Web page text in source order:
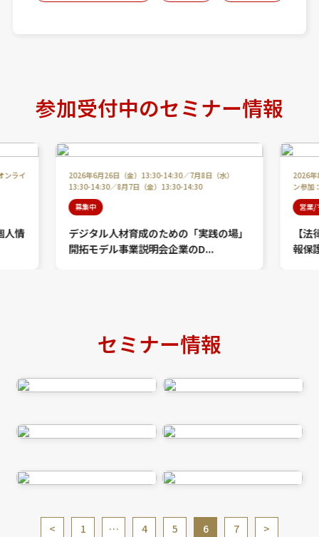
参加受付中のセミナー情報
ンライ
人情
2026年6月26日（金）13:30-14:30／7月8日（水）
13:30-14:30／8月7日（金）13:30-14:30
募集中
デジタル人材育成のための「実践の場」
開拓モデル事業説明会企業のD...
2026年
ン参加
営業/
【
報保
セミナー情報
1 … 4 5 6 7